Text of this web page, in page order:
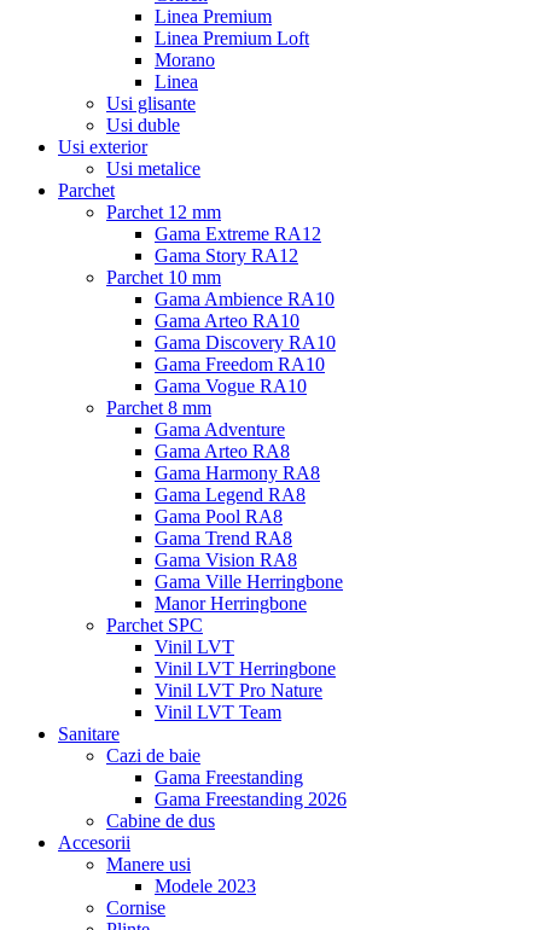
Linea Premium
Linea Premium Loft
Morano
Linea
Usi glisante
Usi duble
Usi exterior
Usi metalice
Parchet
Parchet 12 mm
Gama Extreme RA12
Gama Story RA12
Parchet 10 mm
Gama Ambience RA10
Gama Arteo RA10
Gama Discovery RA10
Gama Freedom RA10
Gama Vogue RA10
Parchet 8 mm
Gama Adventure
Gama Arteo RA8
Gama Harmony RA8
Gama Legend RA8
Gama Pool RA8
Gama Trend RA8
Gama Vision RA8
Gama Ville Herringbone
Manor Herringbone
Parchet SPC
Vinil LVT
Vinil LVT Herringbone
Vinil LVT Pro Nature
Vinil LVT Team
Sanitare
Cazi de baie
Gama Freestanding
Gama Freestanding 2026
Cabine de dus
Accesorii
Manere usi
Modele 2023
Cornise